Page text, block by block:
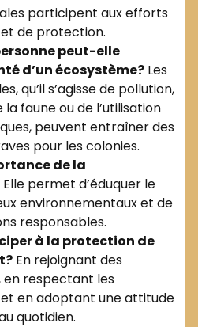
participent aux efforts
de protection.
peut-elle
d’un écosystème? Les
qu’il s’agisse de pollution,
faune ou de l’utilisation
peuvent entraîner des
pour les colonies.
de la
Elle permet d’éduquer le
environnementaux et de
responsables.
à la protection de
En rejoignant des
en respectant les
en adoptant une attitude
quotidien.